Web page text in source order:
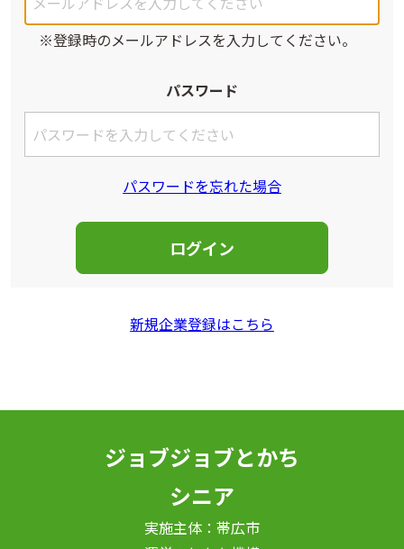
※登録時のメールアドレスを入力してください。
パスワード
パスワードを忘れた場合
新規企業登録はこちら
ジョブジョブとかち
シニア
実施主体：帯広市